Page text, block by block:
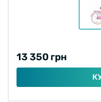
13 350 грн